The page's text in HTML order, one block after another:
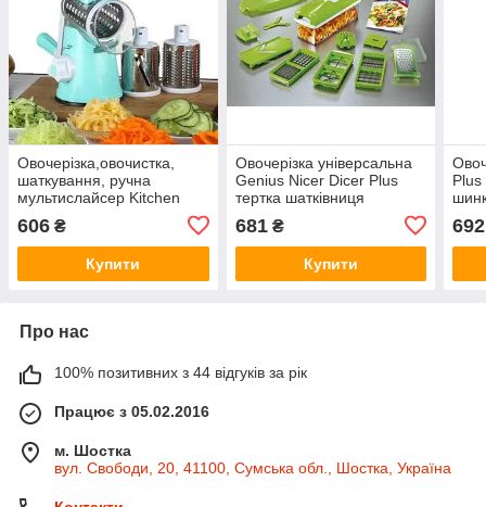
Овочерізка,овочистка,
шаткування, ручна
мультислайсер Kitchen
овочів і фруктів тертка
606 ₴
Купити
Овочерізка універсальна
Genius Nicer Dicer Plus
тертка шатківниця
681₴
Купити
692
Про нас
100% позитивних з 44 відгуків за рік
Працює з 05.02.2016
м. Шостка
вул. Свободи, 20, 41100, Сумська обл., Шостка, Україна